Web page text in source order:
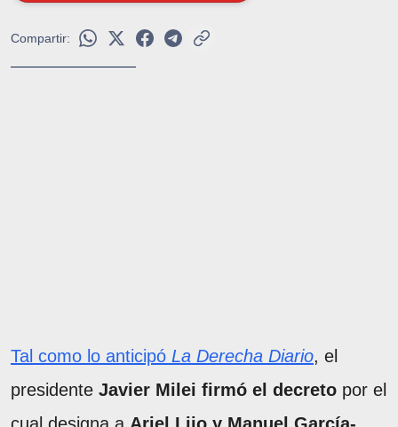
Compartir:
Tal como lo anticipó La Derecha Diario, el
presidente Javier Milei firmó el decreto por el